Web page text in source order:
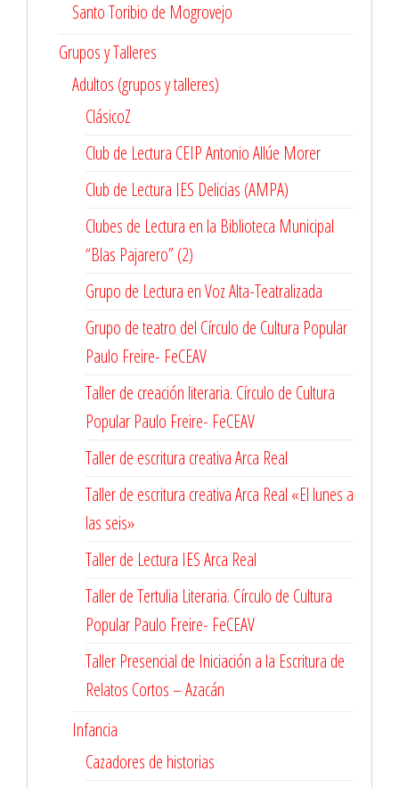
Santo Toribio de Mogrovejo
Grupos y Talleres
Adultos (grupos y talleres)
ClásicoZ
Club de Lectura CEIP Antonio Allúe Morer
Club de Lectura IES Delicias (AMPA)
Clubes de Lectura en la Biblioteca Municipal
“Blas Pajarero” (2)
Grupo de Lectura en Voz Alta-Teatralizada
Grupo de teatro del Círculo de Cultura Popular
Paulo Freire- FeCEAV
Taller de creación literaria. Círculo de Cultura
Popular Paulo Freire- FeCEAV
Taller de escritura creativa Arca Real
Taller de escritura creativa Arca Real «El lunes a
las seis»
Taller de Lectura IES Arca Real
Taller de Tertulia Literaria. Círculo de Cultura
Popular Paulo Freire- FeCEAV
Taller Presencial de Iniciación a la Escritura de
Relatos Cortos – Azacán
Infancia
Cazadores de historias